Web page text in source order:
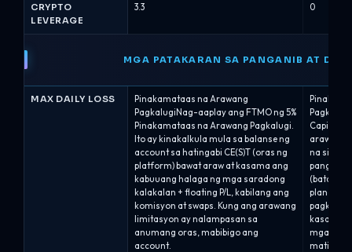
CRYPTO
LEVERAGE
3.3 0
MGA PATAKARAN SA PANGANIB AT
MAX DAILY LOSS
Pinakamataas na Arawang
PagkalugiNag-aaplay ang FTMO ng 5%
Pinakamataas na Arawang Pagkalugi.
Ito ay kinakalkula mula sa balanse ng
account sa hatingabi CE(S)T (oras ng
platform) bawat araw at kasama ang
kabuuang halaga ng mga saradong
kalakalan + floating P/L, kabilang ang
komisyon at swaps. Kung ang arawang
limitasyon ay nalampasan sa
anumang oras, mabibigo ang
account.
Capital
arawang
na
pang-
(batay sa
plano).
mga